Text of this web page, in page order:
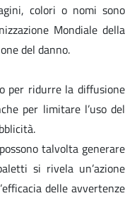
colori o nomi sono
Mondiale della
del danno.
per ridurre la diffusione
per limitare l’uso del
talvolta generare
si rivela un’azione
delle avvertenze